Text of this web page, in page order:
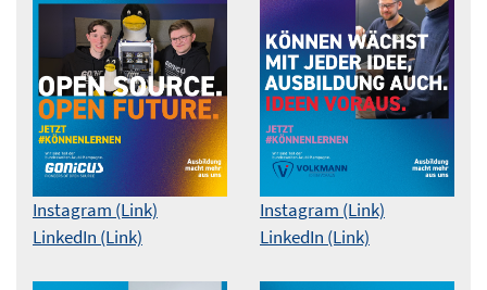
Instagram (Link)
LinkedIn (Link)
Instagram (Link)
LinkedIn (Link)